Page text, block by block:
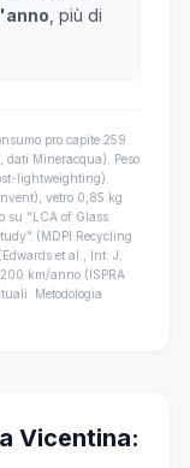
, più di
pro capite 259
Mineracqua). Peso
lightweighting).
vetro 0,85 kg
su "LCA of Glass
(MDPI Recycling
et al., Int. J.
km/anno (ISPRA
Metodologia
Vicentina: